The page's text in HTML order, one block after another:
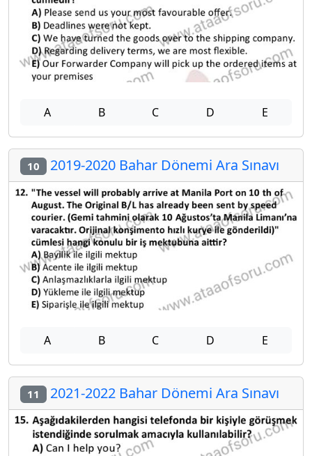
A B C D E
10 2019-2020 Bahar Dönemi Ara Sınavı
A B C D E
11 2021-2022 Bahar Dönemi Ara Sınavı